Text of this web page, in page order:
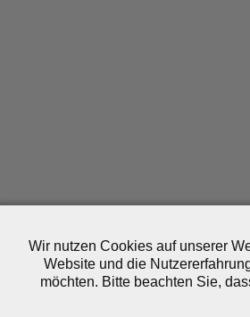
Wir nutzen Cookies auf unserer
Website und die
möchten. Bitte beachten Sie,